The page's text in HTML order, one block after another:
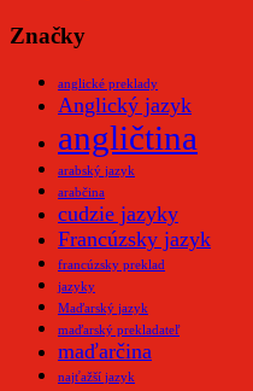
Značky
anglické preklady
Anglický jazyk
angličtina
arabský jazyk
arabčina
cudzie jazyky
Francúzsky jazyk
francúzsky preklad
jazyky
Maďarský jazyk
maďarský prekladateľ
maďarčina
najťažší jazyk